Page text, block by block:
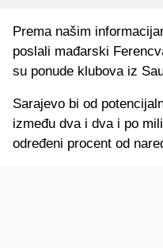
Prema našim
poslali mađarski
su ponude klubova iz
Sarajevo bi od
između dva i dva i po
određeni procent od